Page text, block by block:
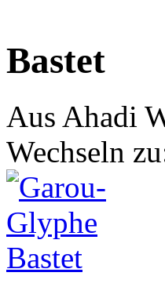
Bastet
Aus Ahadi
Wechseln